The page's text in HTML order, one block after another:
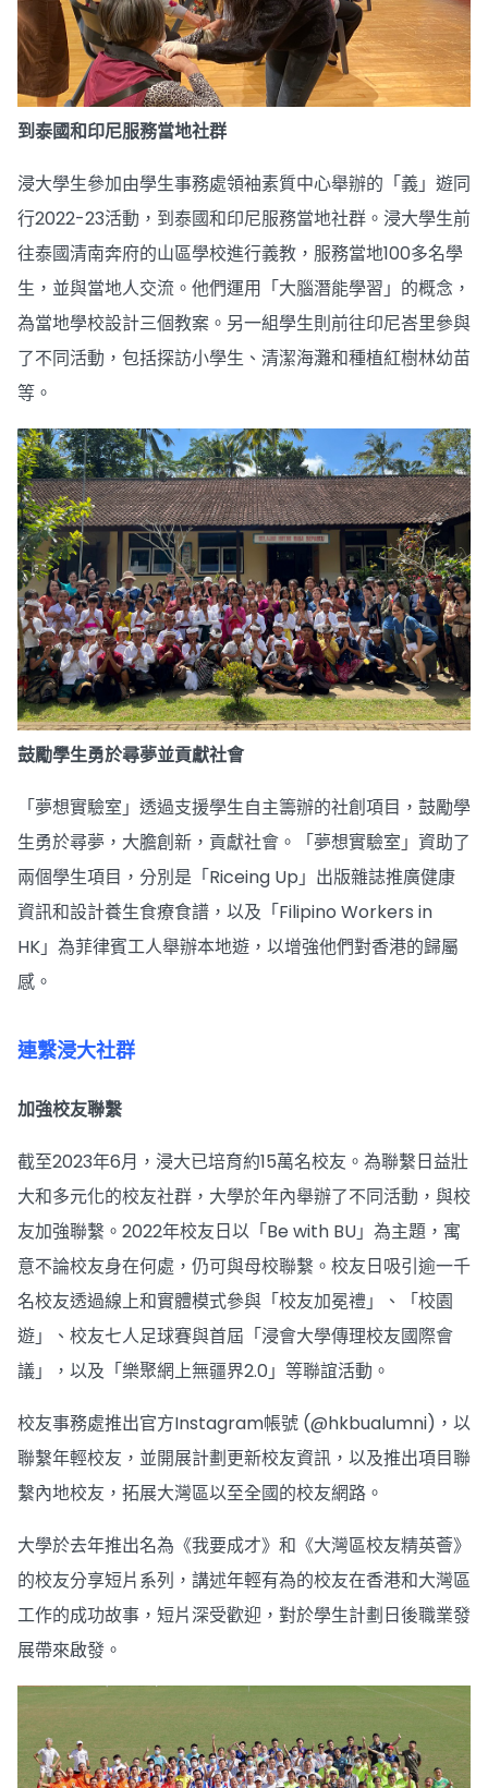
到泰國和印尼服務當地社群
浸大學生參加由學生事務處領袖素質中心舉辦的「義」遊同
行2022-23活動，到泰國和印尼服務當地社群。浸大學生前
往泰國清南奔府的山區學校進行義教，服務當地100多名學
生，並與當地人交流。他們運用「大腦潛能學習」的概念，
為當地學校設計三個教案。另一組學生則前往印尼峇里參與
了不同活動，包括探訪小學生、清潔海灘和種植紅樹林幼苗
等。
鼓勵學生勇於尋夢並貢獻社會
「夢想實驗室」透過支援學生自主籌辦的社創項目，鼓勵學
生勇於尋夢，大膽創新，貢獻社會。「夢想實驗室」資助了
兩個學生項目，分別是「Riceing Up」出版雜誌推廣健康
資訊和設計養生食療食譜，以及「Filipino Workers in
HK」為菲律賓工人舉辦本地遊，以增強他們對香港的歸屬
感。
連繫浸大社群
加強校友聯繫
截至2023年6月，浸大已培育約15萬名校友。為聯繫日益壯
大和多元化的校友社群，大學於年內舉辦了不同活動，與校
友加強聯繫。2022年校友日以「Be with BU」為主題，寓
意不論校友身在何處，仍可與母校聯繫。校友日吸引逾一千
名校友透過線上和實體模式參與「校友加冕禮」、「校園
遊」、校友七人足球賽與首屆「浸會大學傳理校友國際會
議」，以及「樂聚網上無疆界2.0」等聯誼活動。
校友事務處推出官方Instagram帳號 (@hkbualumni)，以
聯繫年輕校友，並開展計劃更新校友資訊，以及推出項目聯
繫內地校友，拓展大灣區以至全國的校友網路。
大學於去年推出名為《我要成才》和《大灣區校友精英薈》
的校友分享短片系列，講述年輕有為的校友在香港和大灣區
工作的成功故事，短片深受歡迎，對於學生計劃日後職業發
展帶來啟發。